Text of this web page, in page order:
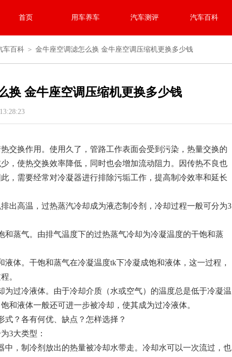
首页 用车养车 汽车测评 汽车百科
车百科 ＞ 金牛座空调滤怎么换 金牛座空调压缩机更换多少钱
换 金牛座空调压缩机更换多少钱
交换作用。使用久了，管路工作表面会受到污染，热量交换的
，使热交换效率降低，同时也会增加流动阻力。因传热不良也
，需要经常对冷凝器进行排除污垢工作，提高制冷效率和延长
出高温，过热蒸汽冷却成为液态制冷剂，冷却过程一般可分为3
和蒸气。由排气温度下的过热蒸气冷却为冷凝温度的干饱和蒸
液体。干饱和蒸气在冷凝温度tk下冷凝成饱和液体，这一过程，
。
为过冷液体。由于冷却介质（水或空气）的温度总是低于冷凝温
和液体一般还可进一步被冷却，使其成为过冷液体。
式？各有何优、缺点？怎样选择？
3大类型：
中，制冷剂放出的热量被冷却水带走。冷却水可以一次流过，也